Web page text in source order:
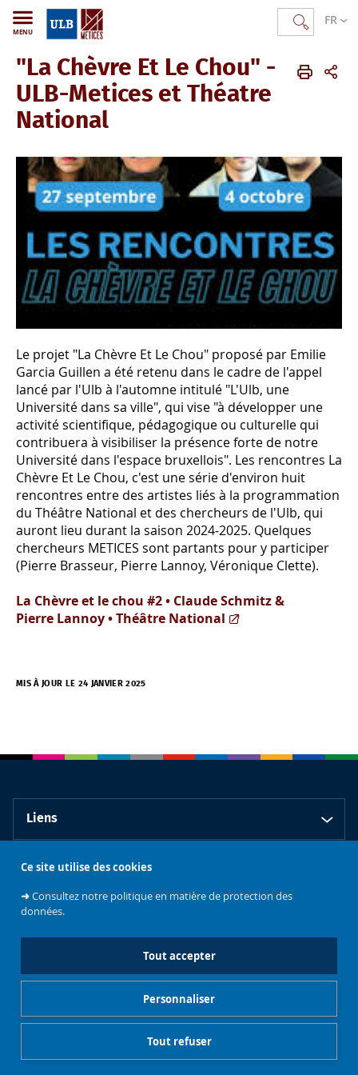
Ce site utilise des cookies
➜Consultez notre politique en matière de protection des
données.
Tout accepter
Tout refuser
Personnaliser
FR
MENU
METICES FR Actualités autres activités
"La Chèvre Et Le Chou" -
ULB-Metices et Théatre
National
Le projet "La Chèvre Et Le Chou" proposé par Emilie
Garcia Guillen a été retenu dans le cadre de l'appel
lancé par l'Ulb à l'automne intitulé "L'Ulb, une
Université dans sa ville", qui vise "à développer une
activité scientifique, pédagogique ou culturelle qui
contribuera à visibiliser la présence forte de notre
Université dans l'espace bruxellois". Les rencontres La
Chèvre Et Le Chou, c'est une série d'environ huit
rencontres entre des artistes liés à la programmation
du Théâtre National et des chercheurs de l'Ulb, qui
auront lieu durant la saison 2024-2025. Quelques
chercheurs METICES sont partants pour y participer
(Pierre Brasseur, Pierre Lannoy, Véronique Clette).
La Chèvre et le chou #2 • Claude Schmitz &
Pierre Lannoy • Théâtre National
MIS À JOUR LE 24 JANVIER 2025
Liens
Contact
Faculté de
sociales
L'université
Mentions légales Gestionnaire de cookies